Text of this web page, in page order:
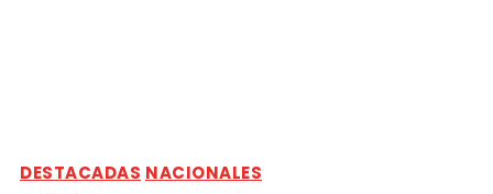
DESTACADAS NACIONALES